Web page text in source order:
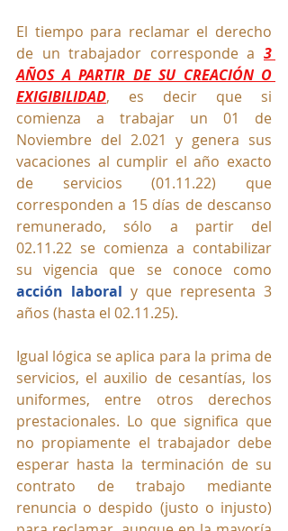
El tiempo para reclamar el derecho
de un trabajador corresponde a 3
AÑOS A PARTIR DE SU CREACIÓN O
EXIGIBILIDAD, es decir que si
comienza a trabajar un 01 de
Noviembre del 2.021 y genera sus
vacaciones al cumplir el año exacto
de servicios (01.11.22) que
corresponden a 15 días de descanso
remunerado, sólo a partir del
02.11.22 se comienza a contabilizar
acción laboral y que representa 3
años (hasta el 02.11.25).
Igual lógica se aplica para la prima de
servicios, el auxilio de cesantías, los
uniformes, entre otros derechos
prestacionales. Lo que significa que
no propiamente el trabajador debe
esperar hasta la terminación de su
contrato de trabajo mediante
renuncia o despido (justo o injusto)